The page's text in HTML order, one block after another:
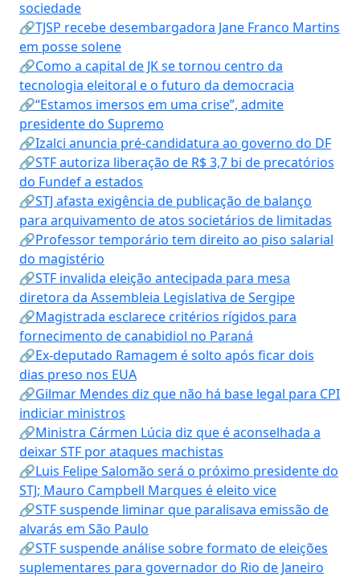
sociedade
🔗TJSP recebe desembargadora Jane Franco Martins
em posse solene
🔗Como a capital de JK se tornou centro da
tecnologia eleitoral e o futuro da democracia
🔗“Estamos imersos em uma crise”, admite
presidente do Supremo
🔗Izalci anuncia pré-candidatura ao governo do DF
🔗STF autoriza liberação de R$ 3,7 bi de precatórios
do Fundef a estados
🔗STJ afasta exigência de publicação de balanço
para arquivamento de atos societários de limitadas
🔗Professor temporário tem direito ao piso salarial
do magistério
🔗STF invalida eleição antecipada para mesa
diretora da Assembleia Legislativa de Sergipe
🔗Magistrada esclarece critérios rígidos para
fornecimento de canabidiol no Paraná
🔗Ex-deputado Ramagem é solto após ficar dois
dias preso nos EUA
🔗Gilmar Mendes diz que não há base legal para CPI
indiciar ministros
🔗Ministra Cármen Lúcia diz que é aconselhada a
deixar STF por ataques machistas
🔗Luis Felipe Salomão será o próximo presidente do
STJ; Mauro Campbell Marques é eleito vice
🔗STF suspende liminar que paralisava emissão de
alvarás em São Paulo
🔗STF suspende análise sobre formato de eleições
suplementares para governador do Rio de Janeiro